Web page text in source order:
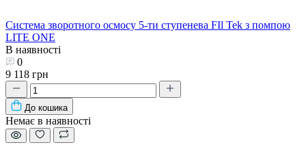
Система зворотного осмосу 5-ти ступенева FIl Tek з помпою
LITE ONE
В наявності
0
9 118 грн
До кошика
Немає в наявності